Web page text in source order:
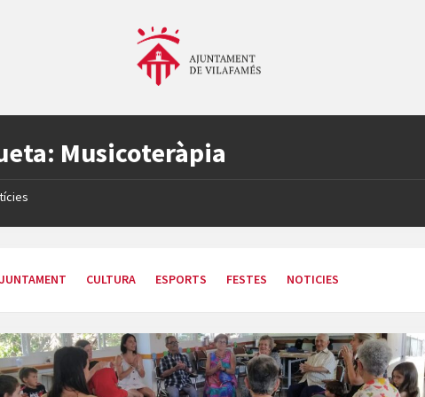
Musicoteràpia
CULTURA ESPORTS FESTES NOTICIES